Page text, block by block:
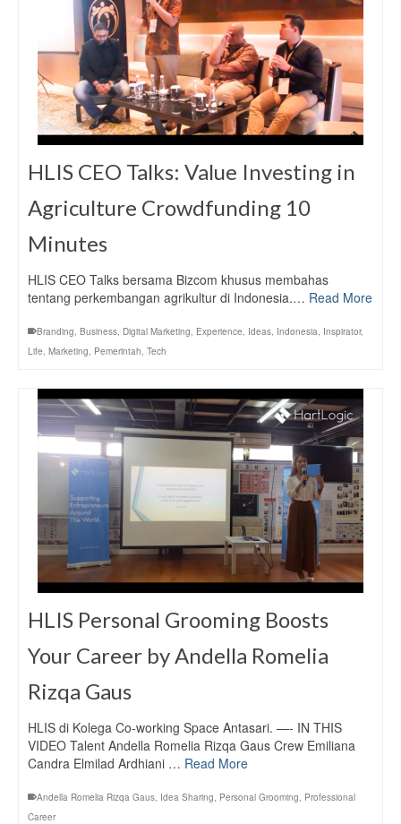
HLIS CEO Talks: Value Investing in
Agriculture Crowdfunding 10
Minutes
HLIS CEO Talks bersama Bizcom khusus membahas
tentang perkembangan agrikultur di Indonesia.… Read More
Branding Business Digital Marketing Experience Ideas Indonesia Inspirator,
Life Marketing Pemerintah Tech
HLIS Personal Grooming Boosts
Your Career by Andella Romelia
Rizqa Gaus
HLIS di Kolega Co-working Space Antasari. —- IN THIS
VIDEO Talent Andella Romelia Rizqa Gaus Crew Emiliana
Candra Elmilad Ardhiani … Read More
Andella Romelia Rizqa Gaus Idea Sharing Personal Grooming Professional
Career